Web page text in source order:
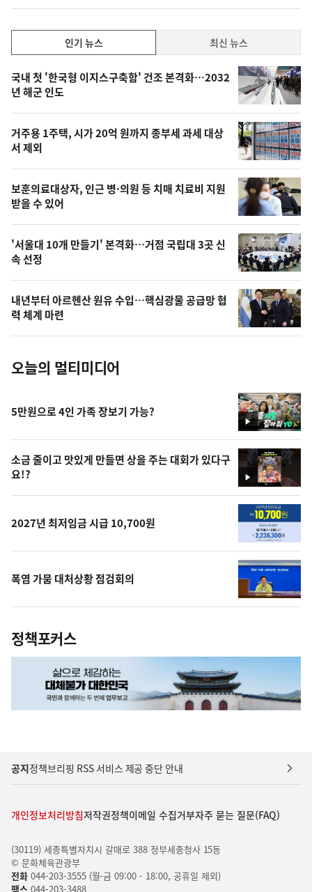
기,
최
신,
오
늘
의
영
상
오
늘
의
사
진
인기 뉴스 최신 뉴스
인
기
뉴
스
국내 첫 '한국형 이지스구축함' 건조 본격화…2032
년 해군 인도
거주용 1주택, 시가 20억 원까지 종부세 과세 대상
서 제외
보훈의료대상자, 인근 병·의원 등 치매 치료비 지원
받을 수 있어
'서울대 10개 만들기' 본격화…거점 국립대 3곳 신
속 선정
내년부터 아르헨산 원유 수입…핵심광물 공급망 협
력 체계 마련
오늘의 멀티미디어
영
상
5만원으로 4인 가족 장보기 가능?
영
상
소금 줄이고 맛있게 만들면 상을 주는 대회가 있다구
요!?
2027년 최저임금 시급 10,700원
폭염 가뭄 대처상황 점검회의
정책포커스
공지정책브리핑 RSS 서비스 제공 중단 안내
개인정보처리방침저작권정책이메일 수집거부자주 묻는 질문(FAQ)
(30119) 세종특별자치시 갈매로 388 정부세종청사 15동
© 문화체육관광부
전화044-203-3555 (월-금 09:00 - 18:00, 공휴일 제외)
팩스 044-203-3488